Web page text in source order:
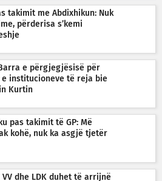
takimit me Abdixhikun: Nuk
përderisa s’kemi
e përgjegjësisë për
e institucioneve të reja bie
Kurtin
pas takimit të GP: Më
kohë, nuk ka asgjë tjetër
VV dhe LDK duhet të arrijnë